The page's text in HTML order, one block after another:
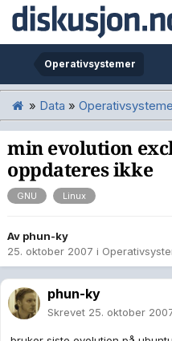
Operativsystemer
» Data »
min evolution
oppdateres ikke
GNU Linux
Av phun-ky
25. oktober 2007 i
phun-ky
Skrevet 25. oktober